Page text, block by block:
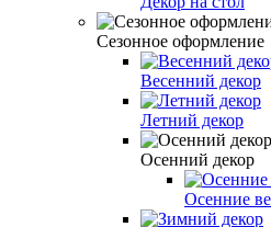
Сезонное оформление
Весенний декор
Летний декор
Осенний декор
Осенние